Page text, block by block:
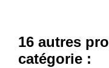
16 autres
catégorie :